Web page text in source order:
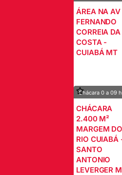
ÁREA NA AV
FERNANDO
CORREIA DA
COSTA -
CUIABÁ MT
Chácara 0 a 09
CHÁCARA
2.400 M²
MARGEM DO
RIO CUIABÁ
SANTO
ANTONIO
LEVERGER